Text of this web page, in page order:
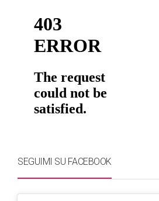
SEGUIMI SU FACEBOOK